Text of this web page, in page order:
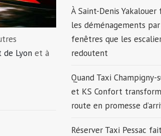
de Lyon et à
À Saint-Denis
les déménagements
fenêtres que les
redoutent
Quand Taxi Champigny-
et KS Confort
route en promesse
Réserver Taxi Pessac